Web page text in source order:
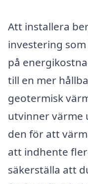
Att installera
investering
på
till en mer
geotermisk
utvinner värme
den för att
att indhente
säkerställa att